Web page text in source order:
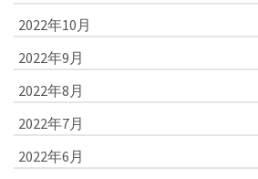
2022年10月
2022年9月
2022年8月
2022年7月
2022年6月